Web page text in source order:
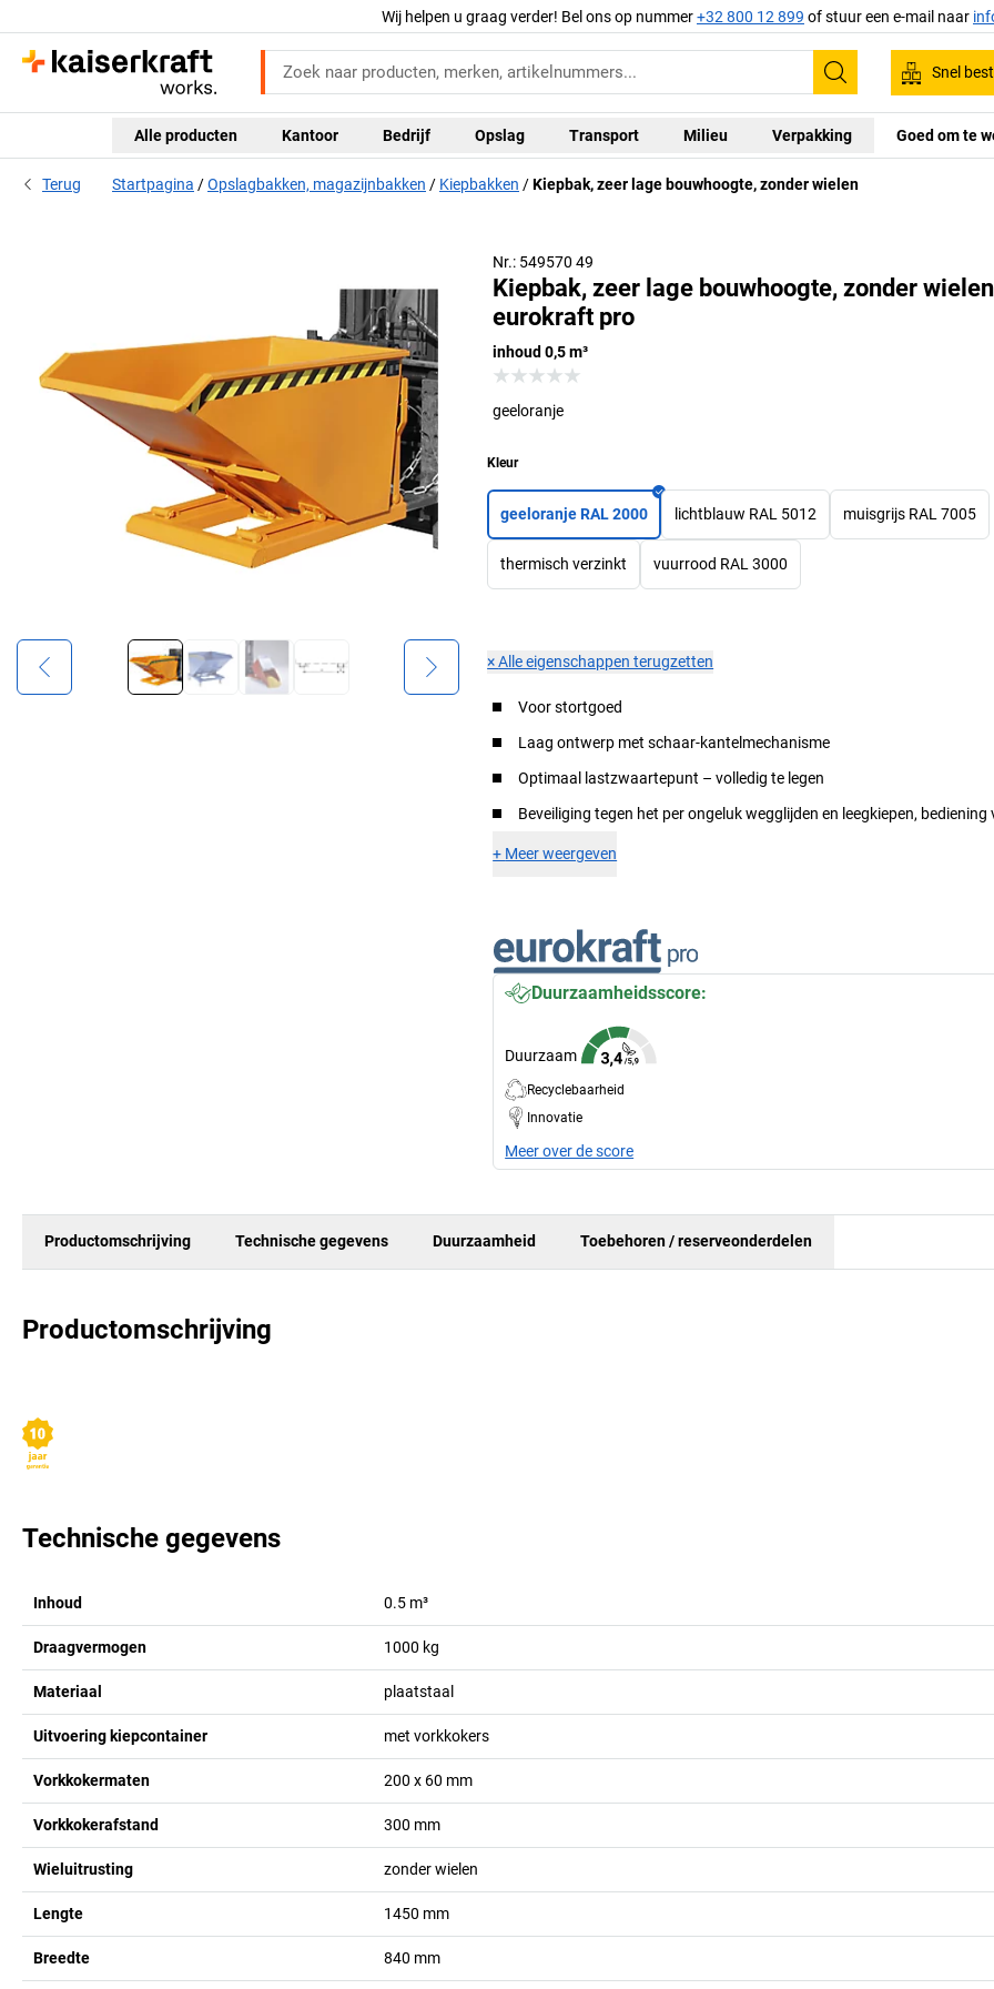
Wij helpen u graag verder! Bel ons op nummer+32 800 12 899 of stuur een e-mail naar
Zoeken
Snel
Alle producten Kantoor Bedrijf Opslag Transport Milieu Verpakking Goed om te
Terug Startpagina Opslagbakken, magazijnbakken Kiepbakken Kiepbak, zeer lage bouwhoogte, zonder wielen
Nr.: 549570 49
Kiepbak, zeer lage bouwhoogte, zonder
eurokraft pro
inhoud 0,5 m³
geeloranje
Kleur
geeloranje RAL 2000 lichtblauw RAL 5012 muisgrijs RAL 7005
thermisch verzinkt vuurrood RAL 3000
×Alle eigenschappen terugzetten
Voor stortgoed
Laag ontwerp met schaar-kantelmechanisme
Optimaal lastzwaartepunt – volledig te legen
Beveiliging tegen het per ongeluk wegglijden en leegkiepen, bediening
+ Meer weergeven
Duurzaamheidsscore:
Duurzaam
Recyclebaarheid
Innovatie
Meer over de score
Productomschrijving Technische gegevens Duurzaamheid Toebehoren / reserveonderdelen
Productomschrijving
Technische gegevens
Inhoud 0.5 m³
Draagvermogen 1000 kg
Materiaal plaatstaal
Uitvoering kiepcontainer met vorkkokers
Vorkkokermaten 200 x 60 mm
Vorkkokerafstand 300 mm
Wieluitrusting zonder wielen
Lengte 1450 mm
Breedte 840 mm